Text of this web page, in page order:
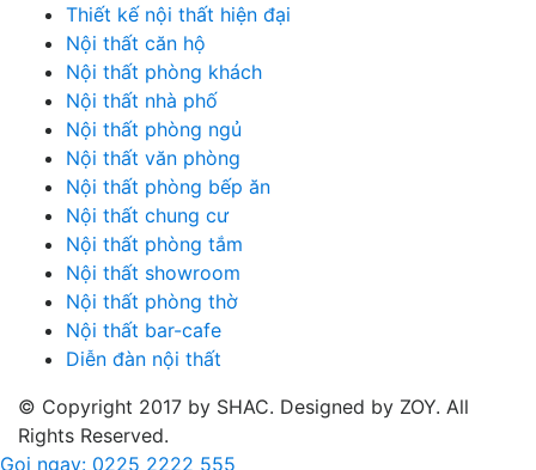
Thiết kế nội thất hiện đại
Nội thất căn hộ
Nội thất phòng khách
Nội thất nhà phố
Nội thất phòng ngủ
Nội thất văn phòng
Nội thất phòng bếp ăn
Nội thất chung cư
Nội thất phòng tắm
Nội thất showroom
Nội thất phòng thờ
Nội thất bar-cafe
Diễn đàn nội thất
© Copyright 2017 by SHAC. Designed by ZOY. All
Rights Reserved.
Gọi ngay: 0225 2222 555